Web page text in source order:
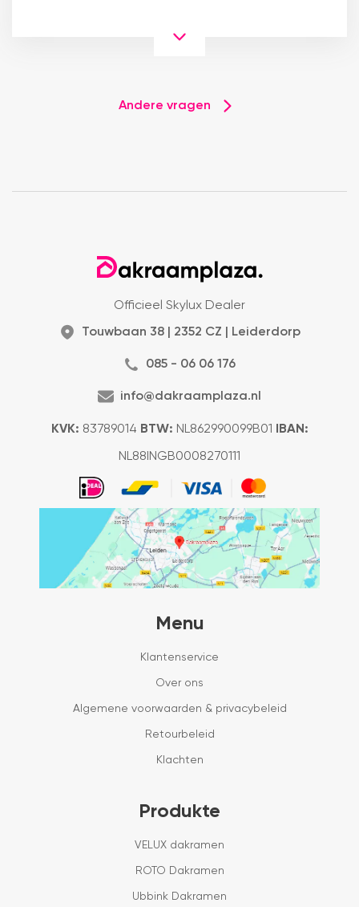
Andere vragen
Officieel Skylux Dealer
Touwbaan 38 | 2352 CZ | Leiderdorp
085 - 06 06 176
info@dakraamplaza.nl
KVK: 83789014 BTW: NL862990099B01 IBAN:
NL88INGB0008270111
Menu
Klantenservice
Over ons
Algemene voorwaarden & privacybeleid
Retourbeleid
Klachten
Produkte
VELUX dakramen
ROTO Dakramen
Ubbink Dakramen